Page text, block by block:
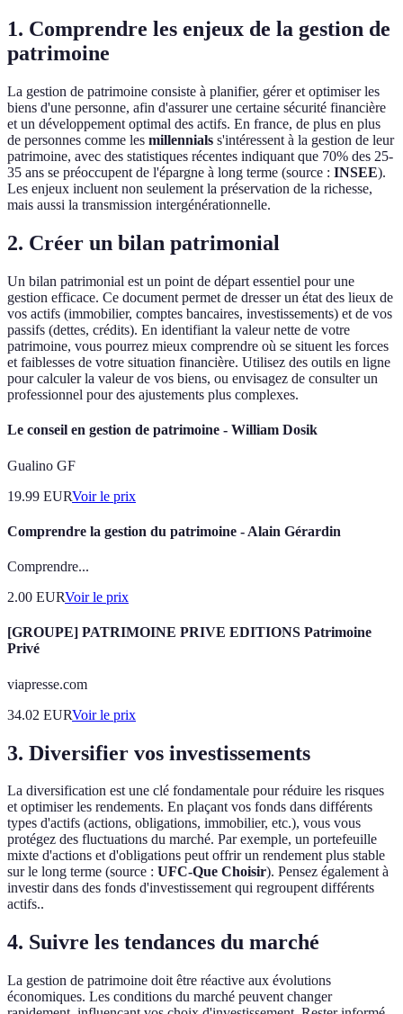
1. Comprendre les enjeux de la gestion de
patrimoine
La gestion de patrimoine consiste à planifier, gérer et optimiser les
biens d'une personne, afin d'assurer une certaine sécurité financière
et un développement optimal des actifs. En france, de plus en plus
de personnes comme les millennials s'intéressent à la gestion de leur
patrimoine, avec des statistiques récentes indiquant que 70% des 25-
35 ans se préoccupent de l'épargne à long terme (source : INSEE).
Les enjeux incluent non seulement la préservation de la richesse,
mais aussi la transmission intergénérationnelle.
2. Créer un bilan patrimonial
Un bilan patrimonial est un point de départ essentiel pour une
gestion efficace. Ce document permet de dresser un état des lieux de
vos actifs (immobilier, comptes bancaires, investissements) et de vos
passifs (dettes, crédits). En identifiant la valeur nette de votre
patrimoine, vous pourrez mieux comprendre où se situent les forces
et faiblesses de votre situation financière. Utilisez des outils en ligne
pour calculer la valeur de vos biens, ou envisagez de consulter un
professionnel pour des ajustements plus complexes.
Le conseil en gestion de patrimoine - William Dosik
Gualino GF
19.99 EURVoir le prix
Comprendre la gestion du patrimoine - Alain Gérardin
Comprendre...
2.00 EURVoir le prix
[GROUPE] PATRIMOINE PRIVE EDITIONS Patrimoine
Privé
viapresse.com
34.02 EURVoir le prix
3. Diversifier vos investissements
La diversification est une clé fondamentale pour réduire les risques
et optimiser les rendements. En plaçant vos fonds dans différents
types d'actifs (actions, obligations, immobilier, etc.), vous vous
protégez des fluctuations du marché. Par exemple, un portefeuille
mixte d'actions et d'obligations peut offrir un rendement plus stable
sur le long terme (source : UFC-Que Choisir). Pensez également à
investir dans des fonds d'investissement qui regroupent différents
actifs..
4. Suivre les tendances du marché
La gestion de patrimoine doit être réactive aux évolutions
économiques. Les conditions du marché peuvent changer